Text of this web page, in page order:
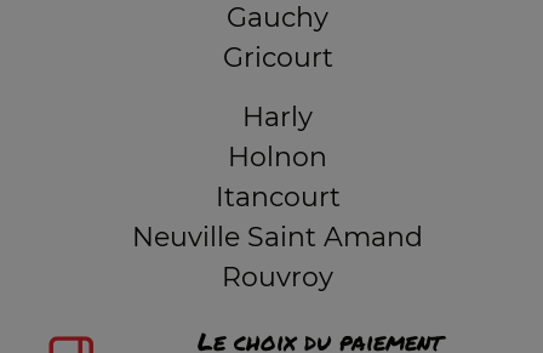
Gauchy
Gricourt
Harly
Holnon
Itancourt
Neuville Saint Amand
Rouvroy
Le choix du paiement